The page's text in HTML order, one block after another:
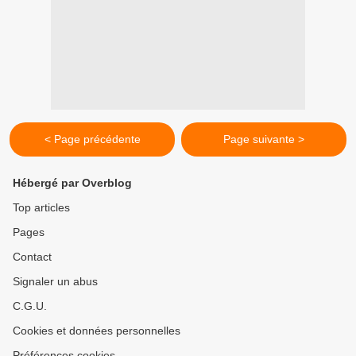
< Page précédente Page suivante >
Hébergé par Overblog
Top articles
Pages
Contact
Signaler un abus
C.G.U.
Cookies et données personnelles